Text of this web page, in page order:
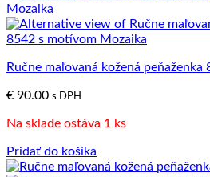
Ručne maľovaná kožená
€ 90.00 s DPH
Na sklade ostáva 1 ks
Pridať do košíka